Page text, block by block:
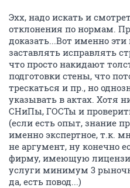
Эхх, надо искать и
отклонения по нормам.
доказать...Вот именно
заставлять исправлять
что просто накидают
подготовки стены, что
трескаться и пр., но
указывать в актах. Хотя
СНиПы, ГОСТы и
(если есть опыт, знание
именно экспертное, т.к.
не аргумент, ну конечно
фирму, имеющую
услуги минимум 3
да, есть повод...)